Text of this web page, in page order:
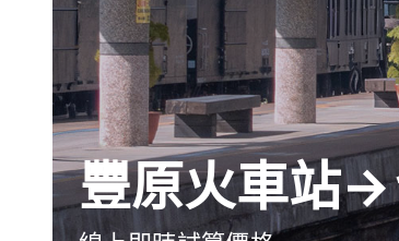
豐原火車站